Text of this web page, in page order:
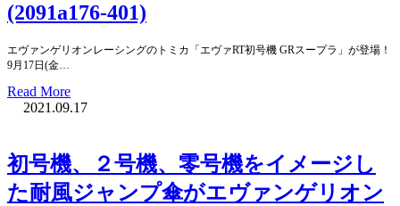
(2091a176-401)
エヴァンゲリオンレーシングのトミカ「エヴァRT初号機 GRスープラ」が登場！
9月17日(金…
Read More
2021.09.17
初号機、２号機、零号機をイメージし
た耐風ジャンプ傘がエヴァンゲリオン